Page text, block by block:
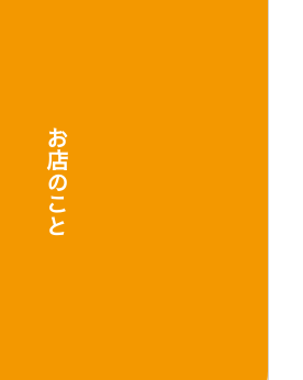
お
店
の
こ
と